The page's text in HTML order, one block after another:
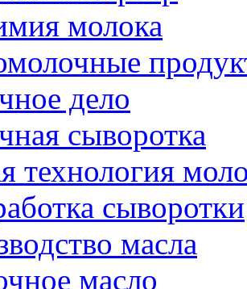
молока
дело
сыворотка
технология
сыворотки
масла
масло